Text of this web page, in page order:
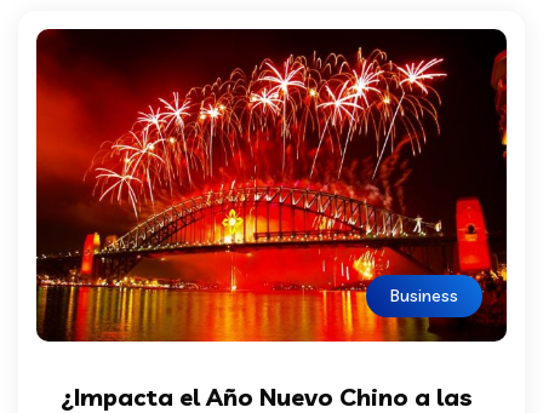
Business
¿Impacta el Año Nuevo Chino a las